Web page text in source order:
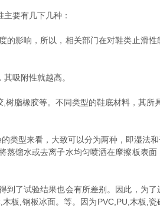
要有几下几种：
影响，所以，相关部门在对鞋类止滑
吸附性就越高。
脂橡胶等。不同类型的鞋底材料，其
类型来看，大致可以分为两种，即湿法
馏水或去离子水均匀喷洒在摩擦板表
了试验结果也会有所差别。因此，为
板,钢板冰面。等。因为PVC,PU,木板,